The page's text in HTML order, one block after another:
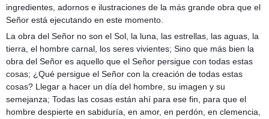
ingredientes, adornos e ilustraciones de la más grande obra que el
Señor está ejecutando en este momento.
La obra del Señor no son el Sol, la luna, las estrellas, las aguas, la
tierra, el hombre carnal, los seres vivientes; Sino que más bien la
obra del Señor es aquello que el Señor persigue con todas estas
cosas; ¿Qué persigue el Señor con la creación de todas estas
cosas? Llegar a hacer un día del hombre, su imagen y su
semejanza; Todas las cosas están ahí para ese fin, para que el
hombre despierte en sabiduría, en amor, en perdón, en clemencia,